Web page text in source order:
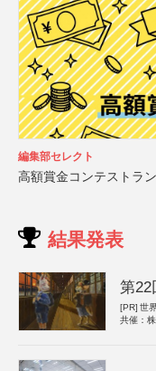
編集部セレクト
高額賞金コンテストラ
結果発表
第22
[PR] 世
共催：